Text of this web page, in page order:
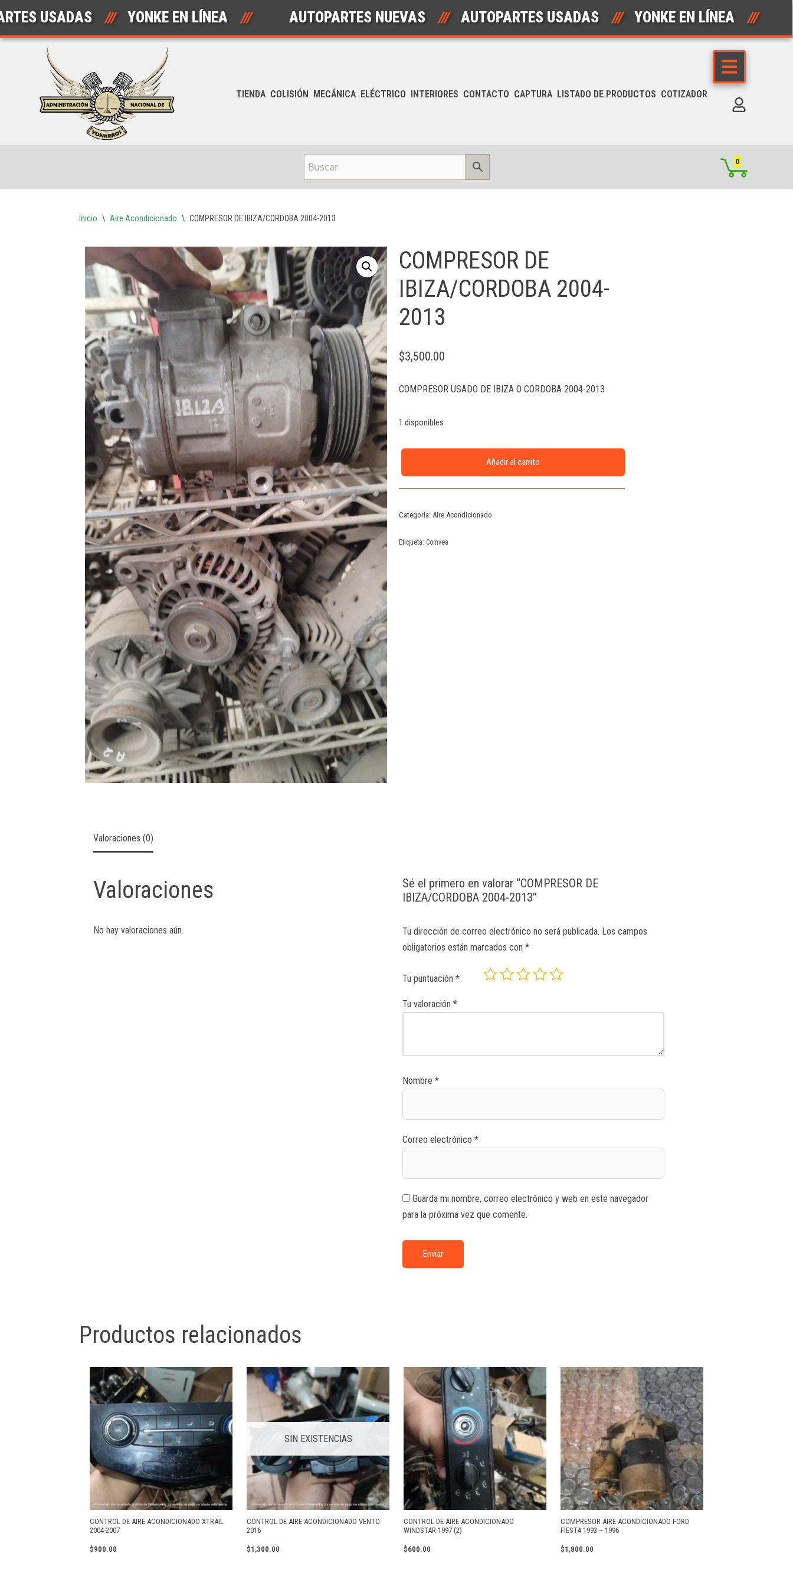
Saltar
/// YONKE EN LÍNEA /// AUTOPARTES NUEVAS /// AUTOPARTES USADAS /// YONKE EN LÍNEA ///
TIENDA COLISIÓN MECÁNICA ELÉCTRICO INTERIORES CONTACTO CAPTURA LISTADO DE PRODUCTOS COTIZADOR
0
Inicio \ Aire Acondicionado \ COMPRESOR DE IBIZA/CORDOBA 2004-2013
COMPRESOR DE
IBIZA/CORDOBA 2004-
2013
$3,500.00
COMPRESOR USADO DE IBIZA O CORDOBA 2004-2013
1 disponibles
Añadir al carrito
Categoría: Aire Acondicionado
Etiqueta: Comvea
Valoraciones (0)
Valoraciones
No hay valoraciones aún.
Sé el primero en valorar “COMPRESOR DE
IBIZA/CORDOBA 2004-2013”
Tu dirección de correo electrónico no será publicada. Los campos
obligatorios están marcados con*
Tu puntuación*
Tu valoración*
Nombre*
Correo electrónico*
Guarda mi nombre, correo electrónico y web en este navegador
para la próxima vez que comente.
Productos relacionados
CONTROL DE AIRE ACONDICIONADO XTRAIL
2004-2007
$900.00
SIN EXISTENCIAS
CONTROL DE AIRE ACONDICIONADO VENTO
2016
$1,300.00
CONTROL DE AIRE ACONDICIONADO
WINDSTAR 1997 (2)
$600.00
COMPRESOR AIRE ACONDICIONADO FORD
FIESTA 1993 – 1996
$1,800.00